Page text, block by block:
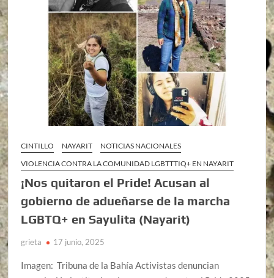
CINTILLO NAYARIT
NOTICIAS NACIONALES
VIOLENCIA CONTRA LA COMUNIDAD LGBTTTIQ+ EN NAYARIT
¡Nos quitaron el Pride! Acusan al
gobierno de adueñarse de la marcha
LGBTQ+ en Sayulita (Nayarit)
grieta 17 junio, 2025
Imagen: Tribuna de la Bahía Activistas denuncian